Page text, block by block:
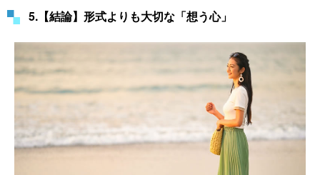
5.【結論】形式よりも大切な「想う心」